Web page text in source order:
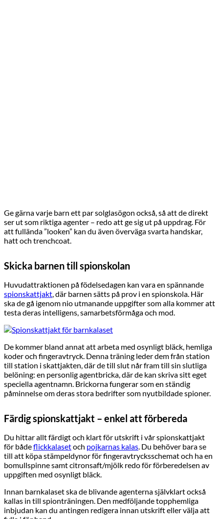
Ge gärna varje barn ett par solglasögon också, så att de direkt
ser ut som riktiga agenter – redo att ge sig ut på uppdrag. För
att fullända ”looken” kan du även överväga svarta handskar,
hatt och trenchcoat.
Skicka barnen till spionskolan
Huvudattraktionen på födelsedagen kan vara en spännande
spionskattjakt, där barnen sätts på prov i en spionskola. Här
ska de gå igenom nio utmanande uppgifter som alla kommer att
testa deras intelligens, samarbetsförmåga och mod.
De kommer bland annat att arbeta med osynligt bläck, hemliga
koder och fingeravtryck. Denna träning leder dem från station
till station i skattjakten, där de till slut når fram till sin slutliga
belöning: en personlig agentbricka, där de kan skriva sitt eget
speciella agentnamn. Brickorna fungerar som en ständig
påminnelse om deras stora bedrifter som nyutbildade spioner.
Färdig spionskattjakt – enkel att förbereda
Du hittar allt färdigt och klart för utskrift i vår spionskattjakt
för bådeflickkalasetoch pojkarnas kalas . Du behöver bara se
till att köpa stämpeldynor för fingeravtrycksschemat och ha en
bomullspinne samt citronsaft/mjölk redo för förberedelsen av
uppgiften med osynligt bläck.
Innan barnkalaset ska de blivande agenterna självklart också
kallas in till spionträningen. Den medföljande topphemliga
inbjudan kan du antingen redigera innan utskrift eller välja att